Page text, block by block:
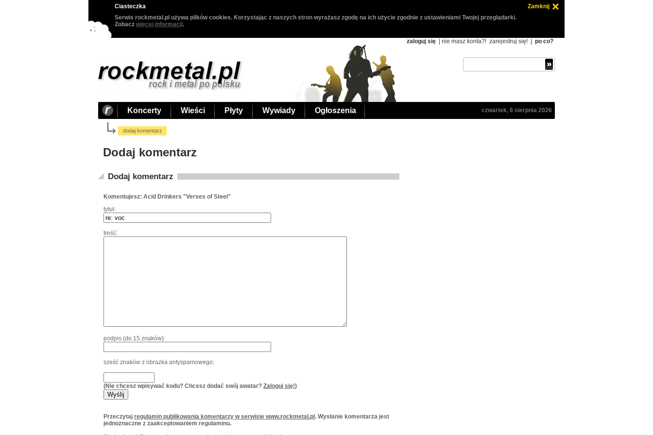
Ciasteczka
Zamknij
Serwis rockmetal.pl używa plików cookies. Korzystając z naszych stron wyrażasz zgodę na ich użycie zgodnie z ustawieniami Twojej przeglądarki.
Zobacz więcej informacji.
zaloguj się | nie masz konta?! zarejestruj się! po co?
Koncerty Wieści Płyty Wywiady Ogłoszenia czwartek, 6 sierpnia 2026
dodaj komentarz
Dodaj komentarz
Dodaj komentarz
Komentujesz: Acid Drinkers "Verses of Steel"
tytuł:
treść:
podpis (do 15 znaków):
sześć znaków z obrazka antyspamowego:
(Nie chcesz wpisywać kodu? Chcesz dodać swój awatar? Zaloguj się!)
Przeczytaj regulamin publikowania komentarzy w serwisie www.rockmetal.pl . Wysłanie komentarza jest
jednoznaczne z zaakceptowaniem regulaminu.